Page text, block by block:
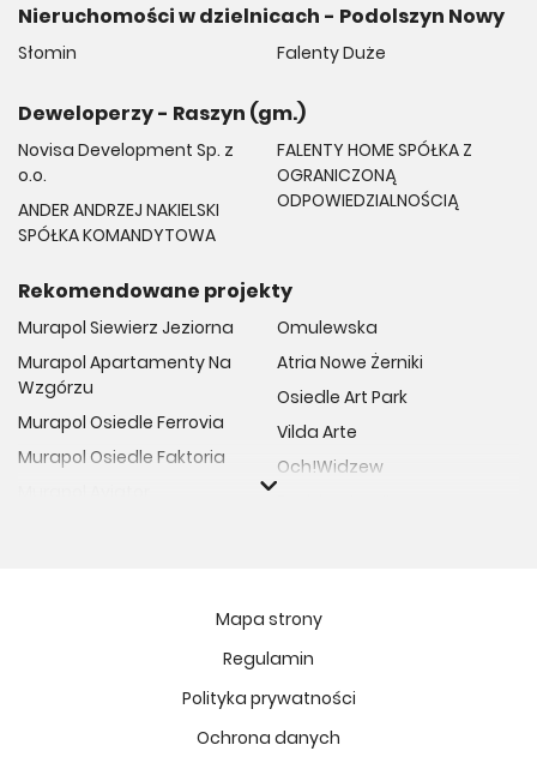
Nieruchomości w dzielnicach - Podolszyn Nowy
Słomin Falenty Duże
Deweloperzy - Raszyn (gm.)
Novisa Development Sp. z
o.o.
ANDER ANDRZEJ NAKIELSKI
SPÓŁKA KOMANDYTOWA
FALENTY HOME SPÓŁKA Z
OGRANICZONĄ
ODPOWIEDZIALNOŚCIĄ
Rekomendowane projekty
Murapol Siewierz Jeziorna
Murapol Apartamenty Na
Wzgórzu
Murapol Osiedle Ferrovia
Murapol Osiedle Faktoria
Murapol Osiedle Szafirove
Omulewska
Atria Nowe Żerniki
Osiedle Art Park
Vilda Arte
Och!Widzew
Fort Natura Etap II
Osiedle Imbramowskie
Mapa strony
Regulamin
Polityka prywatności
Ochrona danych